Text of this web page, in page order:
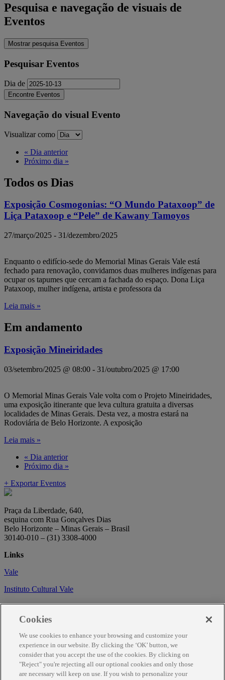
Pesquisa e navegação de visuais de
Eventos
Mostrar pesquisa Eventos
Pesquisar Eventos
Dia de
Navegação do visual Evento
Visualizar como
« Dia anterior
Próximo dia »
Todos os Dias
Exposição Cosmogonias: “O Mundo Pataxoop” de
Liça Pataxoop e “Pele” de Kawany Tamoyos
27/março/2025 - 31/dezembro/2025
Enquanto o edifício-sede do Memorial Minas Gerais Vale está
fechado para renovação, convidamos duas mulheres indígenas para
ocupar os tapumes que cercam a fachada do espaço. Dona Liça
Pataxoop, mulher indígena, artista e professora da
Leia mais »
Em andamento
Exposição Mineiridades
03/setembro/2025 @ 08:00 - 31/outubro/2025 @ 17:00
O Memorial Minas Gerais Vale volta com o Projeto Mineiridades,
uma exposição itinerante que leva cultura gratuita a diversas
localidades de Minas Gerais. Desta vez, a mostra estará na
Rodoviária de Belo Horizonte. A exposição
Leia mais »
« Dia anterior
Próximo dia »
+ Exportar Eventos
Praça da Liberdade, 640,
esquina com Rua Gonçalves Dias
Belo Horizonte – Minas Gerais – Brasil
30140-010 – (31) 3308-4000
Links
Vale
Instituto Cultural Vale
Circuito Cultural
Trabalhe conosco
Informações
Como chegar
Agendamento
Cookies
We use cookies to enhance your browsing and customize your
experience in our website. By clicking the ‘OK’ button, we
consider that you accept the use of the cookies. By clicking on
"Reject" you're rejecting all our optional cookies and only those
are necessary will keep on use. If you wish to personalize your